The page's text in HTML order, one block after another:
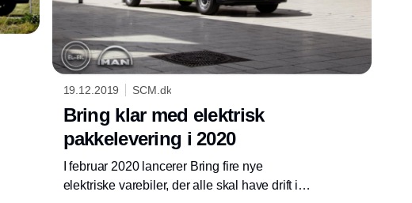
19.12.2019 SCM.dk
Bring klar med elektrisk
pakkelevering i 2020
I februar 2020 lancerer Bring fire nye
elektriske varebiler, der alle skal have drift i